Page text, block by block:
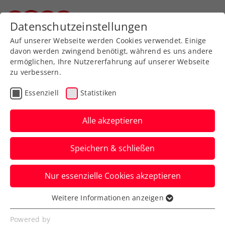
Zurück zur Newsübersicht
Turniere
ATP Erste Bank Open:
Erler/Miedler schreiben
mit Wien-Heimtriumph
Geschichte
Die beiden sind die ersten rein
österreichischen Doppelsieger beim ATP-
Turnier in der Stadthalle.
Datenschutzeinstellungen
Auf unserer Webseite werden Cookies verwendet. Einige
davon werden zwingend benötigt, während es uns andere
ermöglichen, Ihre Nutzererfahrung auf unserer Webseite
zu verbessern.
Essenziell Statistiken
Alle akzeptieren
Speichern & schließen
Nur essenzielle Cookies akzeptieren
Essenziell
Essenzielle Cookies werden für grundlegende
Weitere Informationen anzeigen
Powered by